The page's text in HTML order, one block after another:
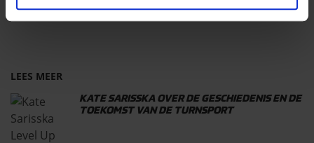
LEES MEER
KATE SARISSKA OVER DE GESCHIEDENIS EN DE
TOEKOMST VAN DE TURNSPORT